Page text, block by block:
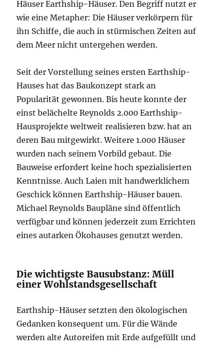
Häuser Earthship-Häuser. Den Begriff nutzt er
wie eine Metapher: Die Häuser verkörpern für
ihn Schiffe, die auch in stürmischen Zeiten auf
dem Meer nicht untergehen werden.
Seit der Vorstellung seines ersten Earthship-
Hauses hat das Baukonzept stark an
Popularität gewonnen. Bis heute konnte der
einst belächelte Reynolds 2.000 Earthship-
Hausprojekte weltweit realisieren bzw. hat an
deren Bau mitgewirkt. Weitere 1.000 Häuser
wurden nach seinem Vorbild gebaut. Die
Bauweise erfordert keine hoch spezialisierten
Kenntnisse. Auch Laien mit handwerklichem
Geschick können Earthship-Häuser bauen.
Michael Reynolds Baupläne sind öffentlich
verfügbar und können jederzeit zum Errichten
eines autarken Ökohauses genutzt werden.
Die wichtigste Bausubstanz: Müll
einer Wohlstandsgesellschaft
Earthship-Häuser setzten den ökologischen
Gedanken konsequent um. Für die Wände
werden alte Autoreifen mit Erde aufgefüllt und